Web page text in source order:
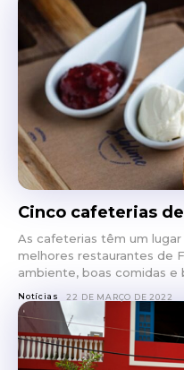
Cinco cafeterias
As cafeterias têm um
melhores restaurantes de
ambiente, boas comidas e
Notícias 22 DE MARÇO DE 2022